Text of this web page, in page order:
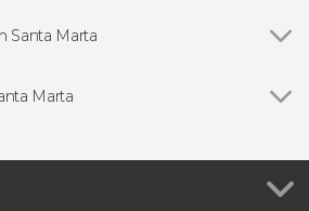
Santa Marta
día
Marta
cascadas de Minca
Bonda